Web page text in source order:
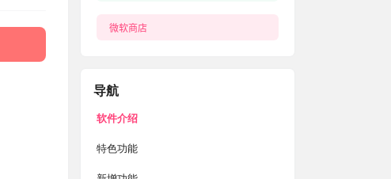
微软商店
导航
软件介绍
特色功能